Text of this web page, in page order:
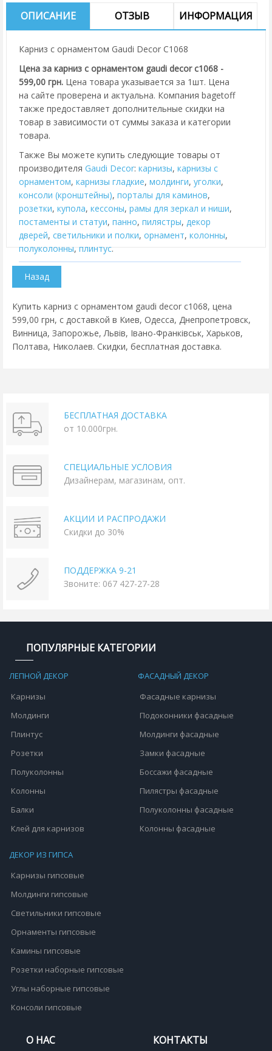
ОПИСАНИЕ ОТЗЫВ ИНФОРМАЦИЯ
Карниз с орнаментом Gaudi Decor C1068
Цена за карниз с орнаментом gaudi decor c1068 -
599,00 грн. Цена товара указывается за 1шт. Цена
на сайте проверена и актуальна. Компания bagetoff
также предоставляет дополнительные скидки на
товар в зависимости от суммы заказа и категории
товара.
Также Вы можете купить следующие товары от
производителя Gaudi Decor: карнизы, карнизы с
орнаментом, карнизы гладкие, молдинги, уголки,
консоли (кронштейны), порталы для каминов,
розетки, купола, кессоны, рамы для зеркал и ниши,
постаменты и статуи, панно, пилястры, декор
дверей, cветильники и полки, орнамент, колонны,
полуколонны, плинтус.
Купить карниз с орнаментом gaudi decor c1068, цена
599,00 грн, с доставкой в Киев, Одесса, Днепропетровск,
Винница, Запорожье, Львів, Івано-Франківськ, Харьков,
Полтава, Николаев. Скидки, бесплатная доставка.
БЕСПЛАТНАЯ ДОСТАВКА
от 10.000грн.
СПЕЦИАЛЬНЫЕ УСЛОВИЯ
Дизайнерам, магазинам, опт.
АКЦИИ И РАСПРОДАЖИ
Скидки до 30%
ПОДДЕРЖКА 9-21
Звоните: 067 427-27-28
ПОПУЛЯРНЫЕ КАТЕГОРИИ
ЛЕПНОЙ ДЕКОР
Карнизы
Молдинги
Плинтус
Розетки
Полуколонны
Колонны
Балки
Клей для карнизов
ФАСАДНЫЙ ДЕКОР
Фасадные карнизы
Подоконники фасадные
Молдинги фасадные
Замки фасадные
Боссажи фасадные
Пилястры фасадные
Полуколонны фасадные
Колонны фасадные
ДЕКОР ИЗ ГИПСА
Карнизы гипсовые
Молдинги гипсовые
Светильники гипсовые
Орнаменты гипсовые
Камины гипсовые
Розетки наборные гипсовые
Углы наборные гипсовые
Консоли гипсовые
О НАС КОНТАКТЫ